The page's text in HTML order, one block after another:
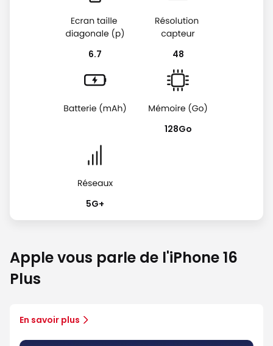
6.7 48
128Go
5G+
Apple vous parle de l'iPhone 16
Plus
En savoir plus